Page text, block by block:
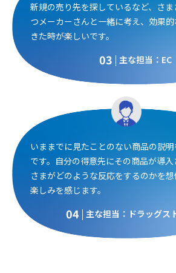
新規の売り先を探しているなど、さ
つメーカーさんと一緒に考え、効果
きた時が楽しいです。
03 主な担当：EC
いままでに見たことのない商品の説
です。自分の得意先にその商品が導
さまがどのような反応をするのかを
楽しみを感じます。
04 主な担当：ドラッグス